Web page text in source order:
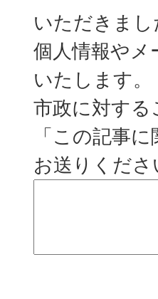
いただきま
個人情報や
いたします。
市政に対する
「この記事
お送りくださ